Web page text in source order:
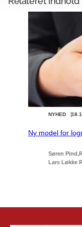
NYHED
Ny model for
Søren Pind
Lars Løkke